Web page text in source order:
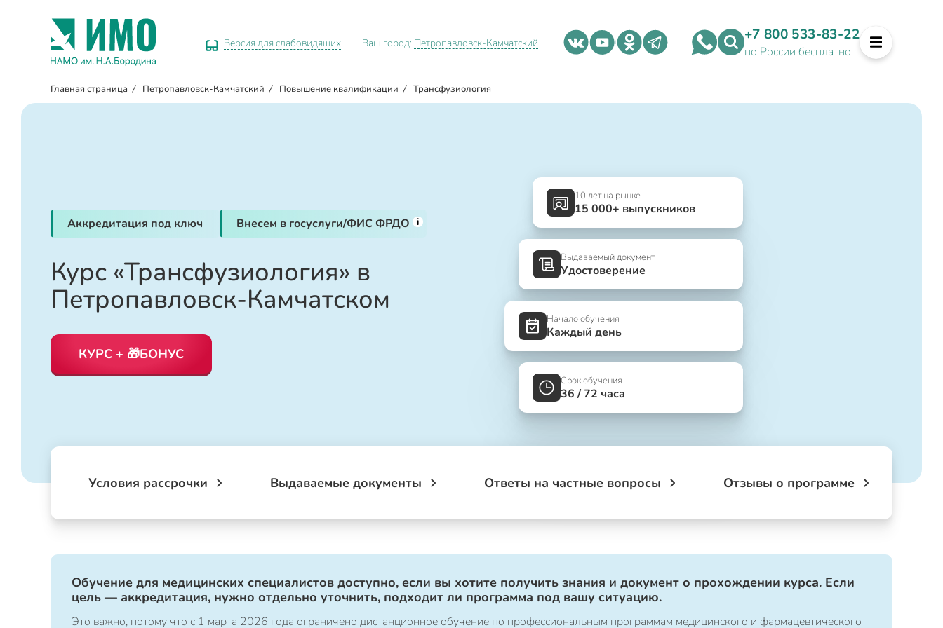
Версия для слабовидящих Ваш город: Петропавловск-Камчатский +7 800 533-83-22
по России бесплатно
Главная страница / Петропавловск-Камчатский / Повышение квалификации / Трансфузиология
Аккредитация под ключ Внесем в госуслуги/ФИС ФРДО i
Курс «Трансфузиология» в
Петропавловск-Камчатском
КУРС + 🎁БОНУС
10 лет на рынке
15 000+ выпускников
Выдаваемый документ
Удостоверение
Начало обучения
Каждый день
Срок обучения
36 / 72 часа
Условия рассрочки Выдаваемые документы Ответы на частные вопросы Отзывы о программе
Обучение для медицинских специалистов доступно, если вы хотите получить знания и документ о прохождении курса. Если
цель — аккредитация, нужно отдельно уточнить, подходит ли программа под вашу ситуацию.
Это важно, потому что с 1 марта 2026 года ограничено дистанционное обучение по профессиональным программам медицинского и фармацевтического